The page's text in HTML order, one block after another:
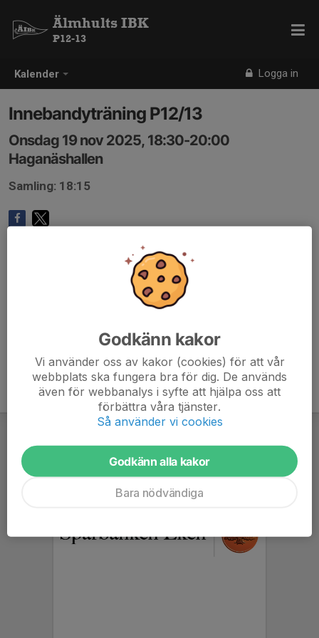
Kalender Logga in
Älmhults IBK
P12-13
Innebandyträning P12/13
Onsdag 19 nov 2025, 18:30-20:00
Haganäshallen
Samling: 18:15
Godkänn kakor
Vi använder oss av kakor (cookies) för att vår
webbplats ska fungera bra för dig. De används
även för webbanalys i syfte att hjälpa oss att
förbättra våra tjänster.
Så använder vi cookies
Godkänn alla kakor
Bara nödvändiga